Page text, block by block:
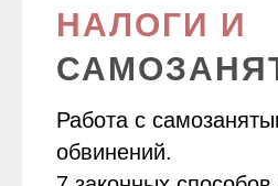
НАЛОГИ И
Работа с
обвинений.